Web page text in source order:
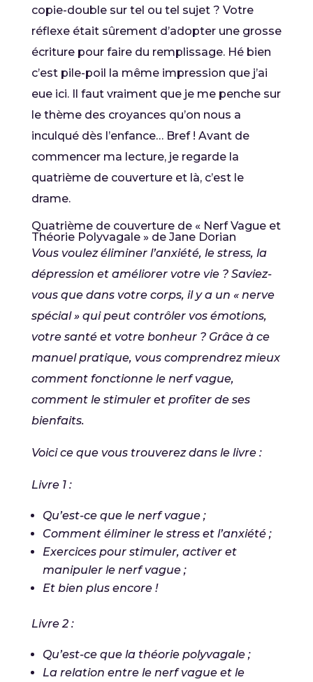
copie-double sur tel ou tel sujet ? Votre
réflexe était sûrement d’adopter une grosse
écriture pour faire du remplissage. Hé bien
c’est pile-poil la même impression que j’ai
eue ici. Il faut vraiment que je me penche sur
le thème des croyances qu’on nous a
inculqué dès l’enfance… Bref ! Avant de
commencer ma lecture, je regarde la
quatrième de couverture et là, c’est le
drame.
Quatrième de couverture de « Nerf Vague et
Théorie Polyvagale » de Jane Dorian
Vous voulez éliminer l’anxiété, le stress, la
dépression et améliorer votre vie ? Saviez-
vous que dans votre corps, il y a un « nerve
spécial » qui peut contrôler vos émotions,
votre santé et votre bonheur ? Grâce à ce
manuel pratique, vous comprendrez mieux
comment fonctionne le nerf vague,
comment le stimuler et profiter de ses
bienfaits.
Voici ce que vous trouverez dans le livre :
Livre 1 :
Qu’est-ce que le nerf vague ;
Comment éliminer le stress et l’anxiété ;
Exercices pour stimuler, activer et
manipuler le nerf vague ;
Et bien plus encore !
Livre 2 :
Qu’est-ce que la théorie polyvagale ;
La relation entre le nerf vague et le